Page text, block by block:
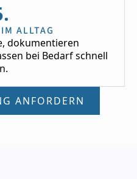
ALLTAG
dokumentieren
bei Bedarf schnell
ANFORDERN